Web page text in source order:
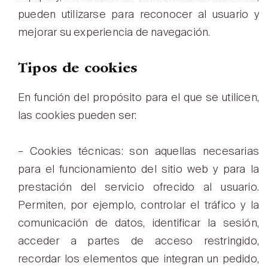
pueden utilizarse para reconocer al usuario y
mejorar su experiencia de navegación.
Tipos de cookies
En función del propósito para el que se utilicen,
las cookies pueden ser:
– Cookies técnicas: son aquellas necesarias
para el funcionamiento del sitio web y para la
prestación del servicio ofrecido al usuario.
Permiten, por ejemplo, controlar el tráfico y la
comunicación de datos, identificar la sesión,
acceder a partes de acceso restringido,
recordar los elementos que integran un pedido,